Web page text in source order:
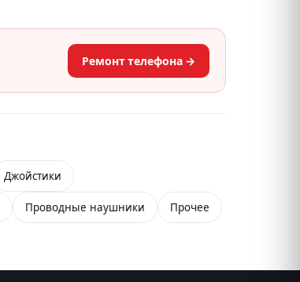
Ремонт телефона →
Джойстики
Проводные наушники Прочее